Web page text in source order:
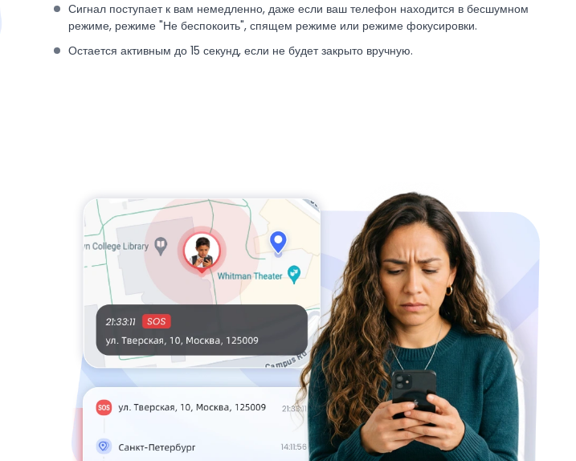
Сигнал поступает к вам немедленно, даже если ваш телефон находится в бесшумном
режиме, режиме "Не беспокоить", спящем режиме или режиме фокусировки.
Остается активным до 15 секунд, если не будет закрыто вручную.